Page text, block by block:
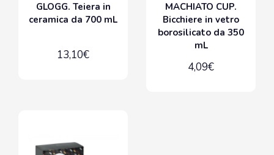
GLOGG. Teiera in
ceramica da 700 mL
13,10€
MACHIATO CUP.
Bicchiere in vetro
borosilicato da 350
mL
4,09€